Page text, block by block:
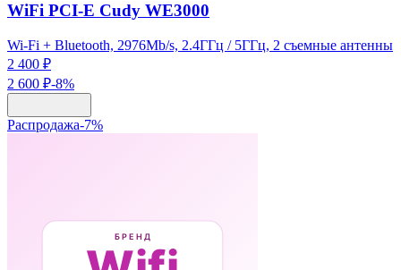
WiFi PCI-E Cudy WE3000
Wi-Fi + Bluetooth, 2976Mb/s, 2.4ГГц / 5ГГц, 2 съемные антенны
2 400 ₽
2 600 ₽-8%
Распродажа-7%